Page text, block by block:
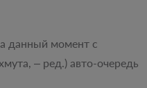
данный момент с
– ред.) авто-очередь